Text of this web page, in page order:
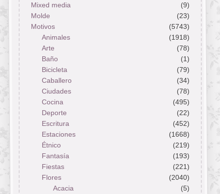
Mixed media
(9)
Molde
(23)
Motivos
(5743)
Animales
(1918)
Arte
(78)
Baño
(1)
Bicicleta
(79)
Caballero
(34)
Ciudades
(78)
Cocina
(495)
Deporte
(22)
Escritura
(452)
Estaciones
(1668)
Étnico
(219)
Fantasía
(193)
Fiestas
(221)
Flores
(2040)
Acacia
(5)